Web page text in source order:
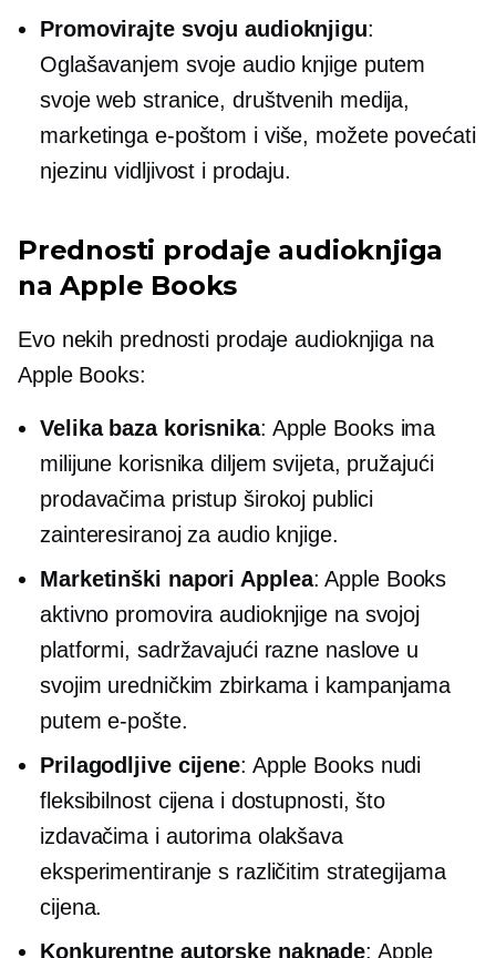
Promovirajte svoju audioknjigu:
Oglašavanjem svoje audio knjige putem
svoje web stranice, društvenih medija,
marketinga e-poštom i više, možete povećati
njezinu vidljivost i prodaju.
Prednosti prodaje audioknjiga
na Apple Books
Evo nekih prednosti prodaje audioknjiga na
Apple Books:
Velika baza korisnika: Apple Books ima
milijune korisnika diljem svijeta, pružajući
prodavačima pristup širokoj publici
zainteresiranoj za audio knjige.
Marketinški napori Applea: Apple Books
aktivno promovira audioknjige na svojoj
platformi, sadržavajući razne naslove u
svojim uredničkim zbirkama i kampanjama
putem e-pošte.
Prilagodljive cijene: Apple Books nudi
fleksibilnost cijena i dostupnosti, što
izdavačima i autorima olakšava
eksperimentiranje s različitim strategijama
cijena.
Konkurentne autorske naknade: Apple